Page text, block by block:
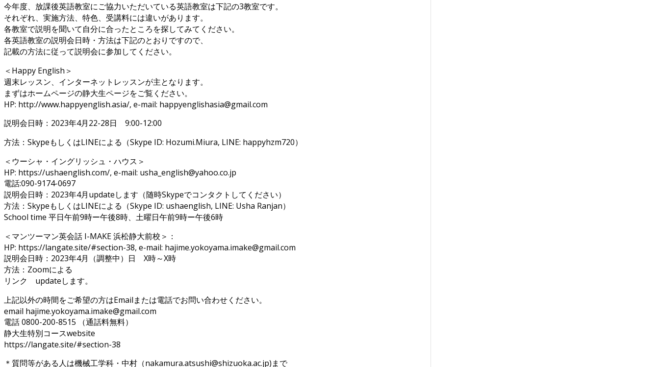
今年度、放課後英語教室にご協力いただいている英語教室は下記の3教室です。
それぞれ、実施方法、特色、受講料には違いがあります。
各教室で説明を聞いて自分に合ったところを探してみてください。
各英語教室の説明会日時・方法は下記のとおりですので、
記載の方法に従って説明会に参加してください。
＜Happy English＞
週末レッスン、インターネットレッスンが主となります。
まずはホームページの静大生ページをご覧ください。
HP: http://www.happyenglish.asia/, e-mail: happyenglishasia@gmail.com
説明会日時：2023年4月22-28日 9:00-12:00
方法：SkypeもしくはLINEによる（Skype ID: Hozumi.Miura, LINE: happyhzm720）
＜ウーシャ・イングリッシュ・ハウス＞
HP: https://ushaenglish.com/, e-mail: usha_english@yahoo.co.jp
電話:090-9174-0697
説明会日時：2023年4月updateします（随時Skypeでコンタクトしてください）
方法：SkypeもしくはLINEによる（Skype ID: ushaenglish, LINE: Usha Ranjan）
School time 平日午前9時ー午後8時、土曜日午前9時ー午後6時
＜マンツーマン英会話 I-MAKE 浜松静大前校＞：
HP: https://langate.site/#section-38, e-mail: hajime.yokoyama.imake@gmail.com
説明会日時：2023年4月（調整中）日 X時～X時
方法：Zoomによる
リンク updateします。
上記以外の時間をご希望の方はEmailまたは電話でお問い合わせください。
email hajime.yokoyama.imake@gmail.com
電話 0800-200-8515 （通話料無料）
静大生特別コースwebsite
https://langate.site/#section-38
＊質問等がある人は機械工学科・中村（nakamura.atsushi@shizuoka.ac.jp)まで